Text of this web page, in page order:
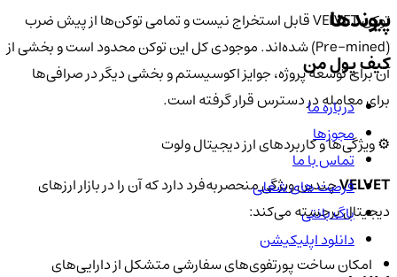
توکن VELVET قابل استخراج نیست و تمامی توکن‌ها از پیش ضرب
(Pre-mined) شده‌اند. موجودی کل این توکن محدود است و بخشی از
آن برای توسعه پروژه، جوایز اکوسیستم و بخشی دیگر در صرافی‌ها
برای معامله در دسترس قرار گرفته است.
⚙️ ویژگی‌ها و کاربردهای ارز دیجیتال ولوت
VELVETچندین ویژگی منحصربه‌فرد دارد که آن را در بازار ارزهای
دیجیتال برجسته می‌کند:
امکان ساخت پورتفوی‌های سفارشی متشکل از دارایی‌های
پیوندها
کیف پول من
درباره ما
مجوزها
تماس با ما
فرصت های شغلی
باگ بانتی
دانلود اپلیکیشن